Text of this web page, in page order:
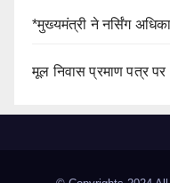
*मुख्यमंत्री ने नर्सिंग
मूल निवास प्रमाण पत्र